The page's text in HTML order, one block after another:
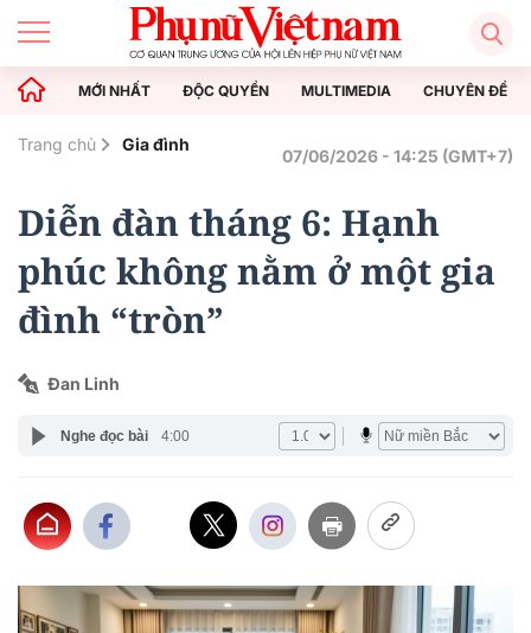
MỚI NHẤT ĐỘC QUYỀN MULTIMEDIA CHUYÊN ĐỀ
Trang chủ Gia đình
07/06/2026 - 14:25 (GMT+7)
Diễn đàn tháng 6: Hạnh
phúc không nằm ở một gia
đình “tròn”
Đan Linh
Nghe đọc bài 4:00